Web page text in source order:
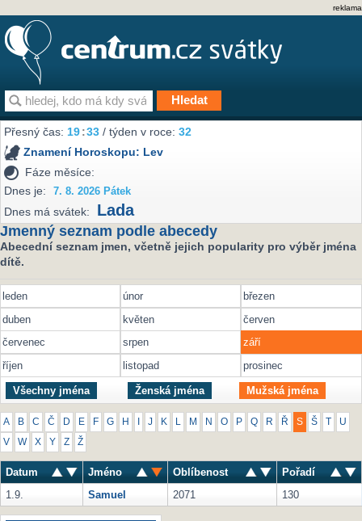
reklama
Přesný čas:19:33 / týden v roce:32
Znamení Horoskopu: Lev
Fáze měsíce:
Dnes je:
7. 8. 2026 Pátek
Dnes má svátek: Lada
Jmenný seznam podle abecedy
Abecední seznam jmen, včetně jejich popularity pro výběr jména
dítě.
leden únor
březen
duben
květen
červen
červenec
srpen
září
říjen
listopad prosinec
Všechny jména Ženská jména Mužská jména
A B C Č D E F G H J K M N O P Q R Ř S Š U
V W X Y Z Ž
Datum Jméno Oblíbenost
Pořadí
1.9.
Samuel 2071 130